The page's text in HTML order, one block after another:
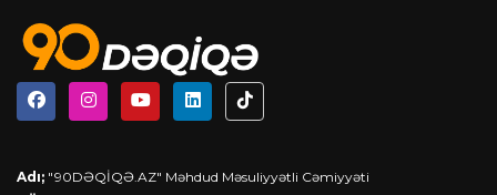
Adı; "90DƏQİQƏ.AZ" Məhdud Məsuliyyətli Cəmiyyəti